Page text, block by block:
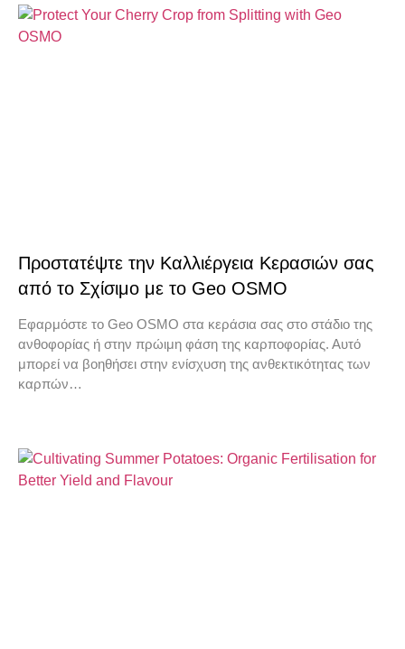
Προστατέψτε την Καλλιέργεια Κερασιών σας
από το Σχίσιμο με το Geo OSMO
Εφαρμόστε το Geo OSMO στα κεράσια σας στο στάδιο της
ανθοφορίας ή στην πρώιμη φάση της καρποφορίας. Αυτό
μπορεί να βοηθήσει στην ενίσχυση της ανθεκτικότητας των
καρπών…